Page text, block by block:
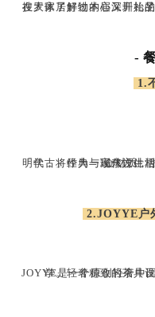
在大体了解过本届
-
1.
「学古」作为一家东方生活方式品牌，新品学古钛
2.JOYYE户
学。轻奢精致的茶具